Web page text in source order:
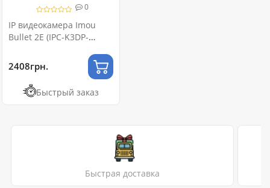
0
IP видеокамера Imou
Bullet 2E (IPC-K3DP-
2408грн.
Быстрый заказ
Быстрая доставка